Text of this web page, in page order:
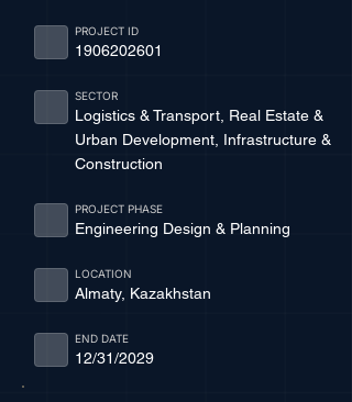
1906202601
PROJECT ID
Logistics & Transport, Real Estate &
Urban Development, Infrastructure &
Construction
SECTOR
Engineering Design & Planning
PROJECT PHASE
Almaty, Kazakhstan
LOCATION
12/31/2029
END DATE